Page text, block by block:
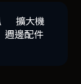
擴大機
週邊配件